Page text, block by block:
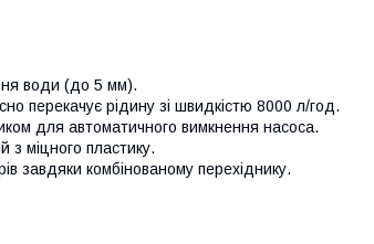
води (до 5 мм).
перекачує рідину зі швидкістю 8000 л/год.
для автоматичного вимкнення насоса.
з міцного пластику.
завдяки комбінованому перехіднику.